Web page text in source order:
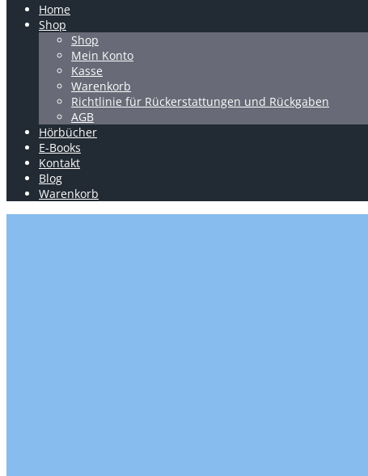
Home
Shop
Shop
Mein Konto
Kasse
Warenkorb
Richtlinie für Rückerstattungen und Rückgaben
AGB
Hörbücher
E-Books
Kontakt
Blog
Warenkorb